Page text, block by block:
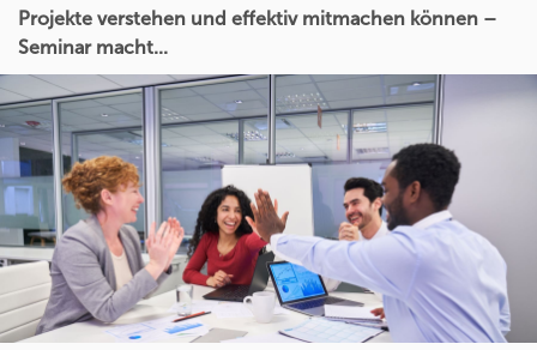
Projekte verstehen und effektiv mitmachen können –
Seminar macht...